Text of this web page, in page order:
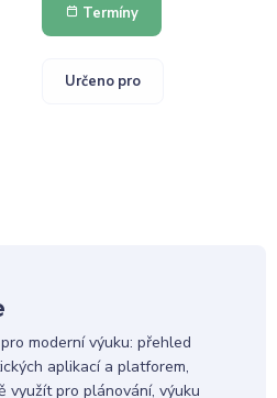
Termíny
Určeno pro
moderní výuku: přehled
aplikací a platforem,
využít pro plánování, výuku